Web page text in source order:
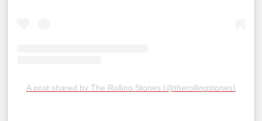
A post shared by The Rolling Stones (@therollingstones)